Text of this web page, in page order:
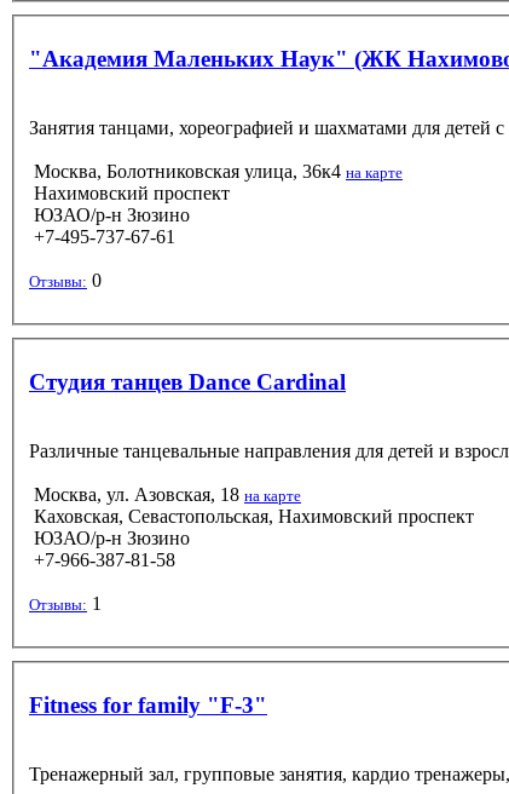
"Академия Маленьких Наук" (ЖК
Занятия танцами, хореографией и шахматами для детей с
Москва, Болотниковская улица, 36к4 на карте
Нахимовский проспект
ЮЗАО/р-н Зюзино
+7-495-737-67-61
Отзывы: 0
Студия танцев Dance Cardinal
Различные танцевальные направления для детей и
Москва, ул. Азовская, 18 на карте
Каховская, Севастопольская, Нахимовский проспект
ЮЗАО/р-н Зюзино
+7-966-387-81-58
Отзывы: 1
Fitness for family "F-3"
Тренажерный зал, групповые занятия, кардио